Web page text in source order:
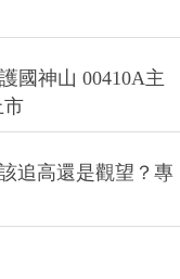
國神山 00410A主
市
追高還是觀望？專